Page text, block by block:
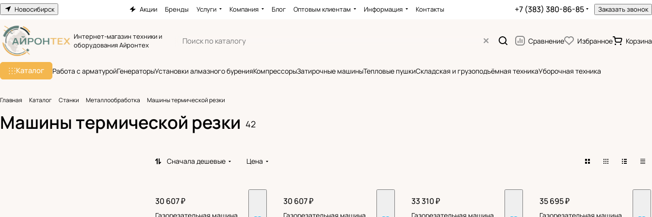
Новосибирск Акции Бренды Услуги Компания Блог Оптовым клиентам Информация Контакты +7 (383) 380-86-85 Заказать звонок
Интернет-магазин техники и
оборудования Айронтех
Сравнение Избранное Корзина
Каталог Работа с арматуройГенераторыУстановки алмазного буренияКомпрессорыЗатирочные машиныТепловые пушкиСкладская и грузоподъёмная техникаУборочная техника
Главная Каталог Станки Металлообработка Машины термической резки
Машины термической резки 42
Сначала дешевые Цена
30 607 ₽ 30 607 ₽ 33 310 ₽ 35 695 ₽